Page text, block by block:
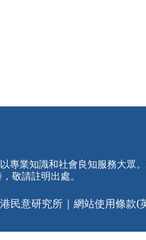
業知識和社會良知服務大眾
敬請註明出處。
民意研究所 | 網站使用條款(